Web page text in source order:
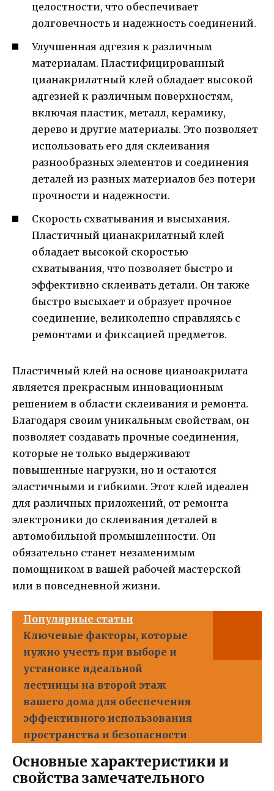
целостности, что обеспечивает
долговечность и надежность соединений.
Улучшенная адгезия к различным
материалам. Пластифицированный
цианакрилатный клей обладает высокой
адгезией к различным поверхностям,
включая пластик, металл, керамику,
дерево и другие материалы. Это позволяет
использовать его для склеивания
разнообразных элементов и соединения
деталей из разных материалов без потери
прочности и надежности.
Скорость схватывания и высыхания.
Пластичный цианакрилатный клей
обладает высокой скоростью
схватывания, что позволяет быстро и
эффективно склеивать детали. Он также
быстро высыхает и образует прочное
соединение, великолепно справляясь с
ремонтами и фиксацией предметов.
Пластичный клей на основе цианоакрилата
является прекрасным инновационным
решением в области склеивания и ремонта.
Благодаря своим уникальным свойствам, он
позволяет создавать прочные соединения,
которые не только выдерживают
повышенные нагрузки, но и остаются
эластичными и гибкими. Этот клей идеален
для различных приложений, от ремонта
электроники до склеивания деталей в
автомобильной промышленности. Он
обязательно станет незаменимым
помощником в вашей рабочей мастерской
или в повседневной жизни.
Популярные статьи
Ключевые факторы, которые
нужно учесть при выборе и
установке идеальной
лестницы на второй этаж
вашего дома для обеспечения
эффективного использования
пространства и безопасности
Основные характеристики и
свойства замечательного